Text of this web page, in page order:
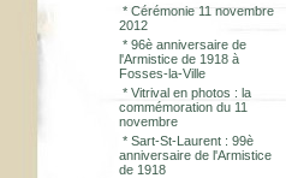
* Cérémonie 11 novembre
2012
* 96è anniversaire de
l'Armistice de 1918 à
Fosses-la-Ville
* Vitrival en photos : la
commémoration du 11
novembre
* Sart-St-Laurent : 99è
anniversaire de l'Armistice
de 1918